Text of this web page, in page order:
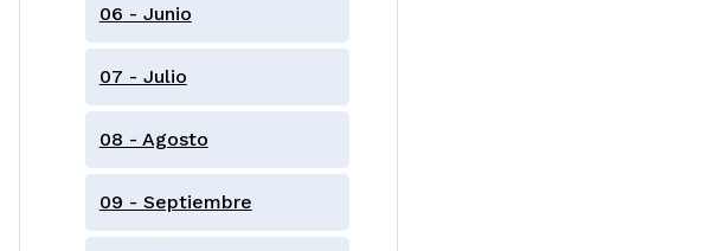
06 - Junio
07 - Julio
08 - Agosto
09 - Septiembre